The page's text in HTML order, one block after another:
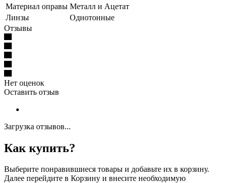
Материал оправы Металл и Ацетат
Линзы
Однотонные
Отзывы
Нет оценок
Оставить отзыв
Загрузка отзывов...
Как купить?
Выберите понравившиеся товары и добавьте их в корзину.
Далее перейдите в Корзину и внесите необходимую